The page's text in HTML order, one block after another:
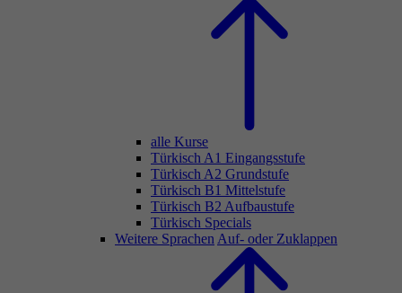
alle Kurse
Türkisch A1 Eingangsstufe
Türkisch A2 Grundstufe
Türkisch B1 Mittelstufe
Türkisch B2 Aufbaustufe
Türkisch Specials
Weitere Sprachen Auf- oder Zuklappen